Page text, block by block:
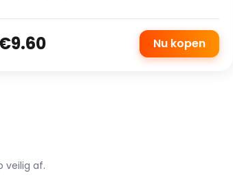
Nu kopen
veilig af.